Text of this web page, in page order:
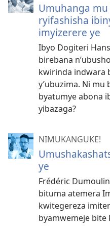
Umuhanga
ryifashisha
imyizerere ye
Ibyo Dogiteri
birebana
kwirinda indwara
y’ubuzima. Ni mu
byatumye abona
yibazaga?
NIMUKANGUKE!
ye
Frédéric
bituma atemera
kwitegereza
byamwemeje